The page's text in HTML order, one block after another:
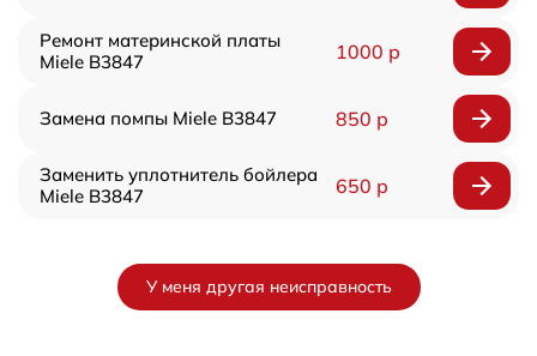
Ремонт материнской платы
Miele B3847
1000 р
Замена помпы Miele B3847 850 р
Заменить уплотнитель бойлера
Miele B3847
650 р
У меня другая неисправность